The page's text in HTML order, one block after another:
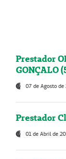
Prestador
GONÇALO
07 de Agosto de
Prestador
01 de Abril de